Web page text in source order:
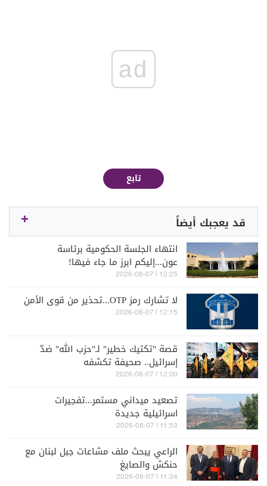
ad
تابع
قد يعجبك أيضاً
انتهاء الجلسة الحكومية برئاسة
عون...إليكم ابرز ما جاء فيها!
12:25 | 2026-08-07
لا تشارك رمز OTP...تحذير من قوى الأمن
12:15 | 2026-08-07
قصة "تكتيك خطير" لـ"حزب الله" ضدّ
إسرائيل.. صحيفة تكشفه
12:00 | 2026-08-07
تصعيد ميداني مستمر...تفجيرات
اسرائيلية جديدة
11:53 | 2026-08-07
الراعي يبحث ملف مشاعات جبل لبنان مع
حنكش والصايغ
11:34 | 2026-08-07